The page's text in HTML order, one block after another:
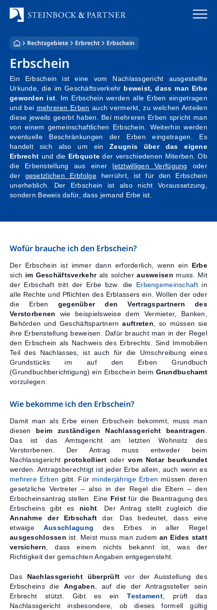
Inhalt
springen
Startseite
Kanzlei
Team
Standorte
Rechtsgebiete
Steuerberatung
Stellenangebote
Rechtsgebiete Erbrecht Erbschein
Erbschein
Ein Erbschein ist eine vom Nachlassgericht ausgestellte
Urkunde, die im Geschäftsverkehr beweist, dass man Erbe
geworden ist . Im Erbschein werden alle Erben eingetragen
und bei mehreren Erben auch vermerkt, zu welchen Anteilen
diese jeweils geerbt haben. Bei mehreren Erben spricht man
von einem gemeinschaftlichen Erbschein. Weiterhin werden
eventuelle Beschränkungen der Erben eingetragen. Es
handelt sich also um einZeugnis über das eigene
Erbrecht und die Erbquote der verschiedenen Miterben. Ob
die Erbenstellung aus einer letztwilligen Verfügung
oder
der gesetzlichen Erbfolgeherrührt, ist für den Erbschein
unerheblich. Der Erbschein ist also nicht Voraussetzung,
sondern Beweis dafür, dass jemand Erbe ist.
Wofür brauche ich den Erbschein?
Der Erbschein ist immer dann erforderlich, wenn ein Erbe
sich im Geschäftsverkehrals solcherausweisen muss. Mit
der Erbschaft tritt der Erbe bzw. die Erbengemeinschaft in
alle Rechte und Pflichten des Erblassers ein. Wollen der oder
die Erben gegenüber den Vertragspartnern des
Verstorbenen wie beispielsweise dem Vermieter, Banken,
Behörden und Geschäftspartnernauftreten , so müssen sie
ihre Erbenstellung beweisen. Dafür braucht man in der Regel
den Erbschein als Nachweis des Erbrechts. Sind Immobilien
Teil des Nachlasses, ist auch für die Umschreibung eines
Grundstücks im auf den Erben Grundbuch
(Grundbuchberichtigung) ein Erbschein beim Grundbuchamt
vorzulegen.
Wie bekomme ich den Erbschein?
Damit man als Erbe einen Erbschein bekommt, muss man
diesen beim zuständigen Nachlassgericht beantragen
Das ist das Amtsgericht am letzten Wohnsitz des
Verstorbenen. Der Antrag muss entweder beim
Nachlassgericht protokolliertoder vom Notar beurkundet
werden. Antragsberechtigt ist jeder Erbe allein, auch wenn es
mehrere Erben gibt. Für minderjährige Erben müssen deren
gesetzliche Vertreter – also in der Regel die Eltern – den
Erbscheinsantrag stellen. Eine Frist für die Beantragung des
Erbscheins gibt es nicht . Der Antrag stellt zugleich die
Annahme der Erbschaft dar. Das bedeutet, dass eine
etwaige Ausschlagung
des Erbes in aller Regel
ausgeschlossen ist. Meist muss man zudem an Eides statt
versichern , dass einem nichts bekannt ist, was der
Richtigkeit der gemachten Angaben entgegensteht.
Das Nachlassgericht überprüft vor der Ausstellung des
Erbscheins die Angaben , auf die der Antragssteller sein
Erbrecht stützt. Gibt es einTestament, prüft das
Nachlassgericht insbesondere, ob dieses formell gültig